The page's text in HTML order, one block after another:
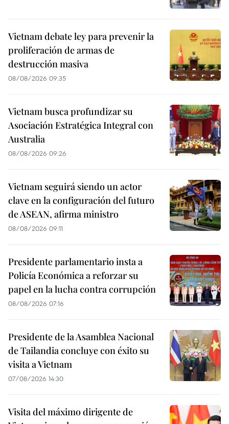
Vietnam debate ley para prevenir la
proliferación de armas de
destrucción masiva
08/08/2026 09:35
Vietnam busca profundizar su
Asociación Estratégica Integral con
Australia
08/08/2026 09:26
Vietnam seguirá siendo un actor
clave en la configuración del futuro
de ASEAN, afirma ministro
08/08/2026 09:11
Presidente parlamentario insta a
Policía Económica a reforzar su
papel en la lucha contra corrupción
08/08/2026 07:16
Presidente de la Asamblea Nacional
de Tailandia concluye con éxito su
visita a Vietnam
07/08/2026 14:30
Visita del máximo dirigente de